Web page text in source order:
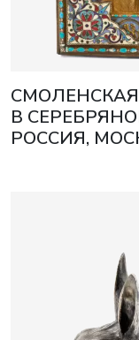
В
РОССИЯ,